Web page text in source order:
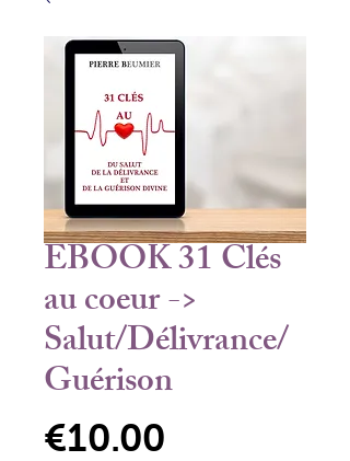
EBOOK 31 Clés
au coeur ->
Salut/Délivrance/
Guérison
€10.00